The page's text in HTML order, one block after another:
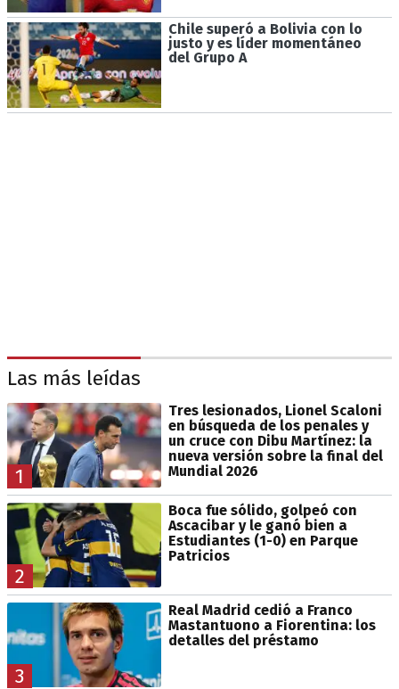
Chile superó a Bolivia con lo
justo y es líder momentáneo
del Grupo A
Las más leídas
1
Tres lesionados, Lionel Scaloni
en búsqueda de los penales y
un cruce con Dibu Martínez: la
nueva versión sobre la final del
Mundial 2026
2
Boca fue sólido, golpeó con
Ascacibar y le ganó bien a
Estudiantes (1-0) en Parque
Patricios
3
Real Madrid cedió a Franco
Mastantuono a Fiorentina: los
detalles del préstamo